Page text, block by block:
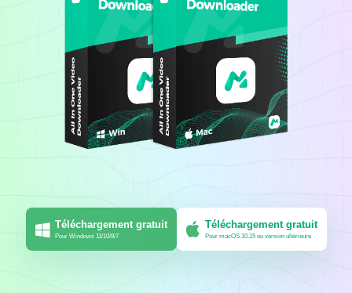
Téléchargement gratuit
Pour Windows 11/10/8/7
Téléchargement gratuit
Pour macOS 10.15 ou version ultérieure